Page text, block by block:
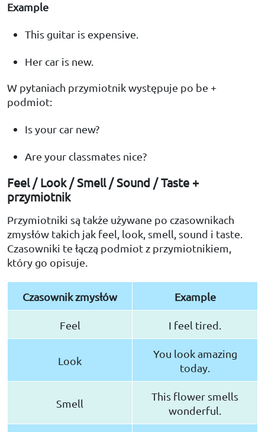
Example
This guitar is expensive.
Her car is new.
W pytaniach przymiotnik występuje po be +
podmiot:
Is your car new?
Are your classmates nice?
Feel / Look / Smell / Sound / Taste +
przymiotnik
Przymiotniki są także używane po czasownikach
zmysłów takich jak feel, look, smell, sound i taste.
Czasowniki te łączą podmiot z przymiotnikiem,
który go opisuje.
Czasownik zmysłów Example
Feel I feel tired.
Look
You look amazing
today.
Smell
This flower smells
wonderful.